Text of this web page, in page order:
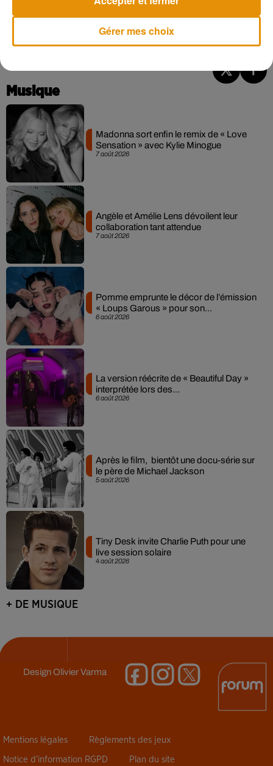
Musique
7 août 2026
Madonna sort enfin le remix de « Love
Sensation » avec Kylie Minogue
7 août 2026
Angèle et Amélie Lens dévoilent leur
collaboration tant attendue
6 août 2026
Pomme emprunte le décor de l’émission
« Loups Garous » pour son...
6 août 2026
La version réécrite de « Beautiful Day »
interprétée lors des...
5 août 2026
Après le film, bientôt une docu-série sur
le père de Michael Jackson
4 août 2026
Tiny Desk invite Charlie Puth pour une
live session solaire
+ DE MUSIQUE
DesignOlivier Varma
Mentions légales Règlements des jeux
Notice d’information RGPD Plan du site
Gérer mes choix